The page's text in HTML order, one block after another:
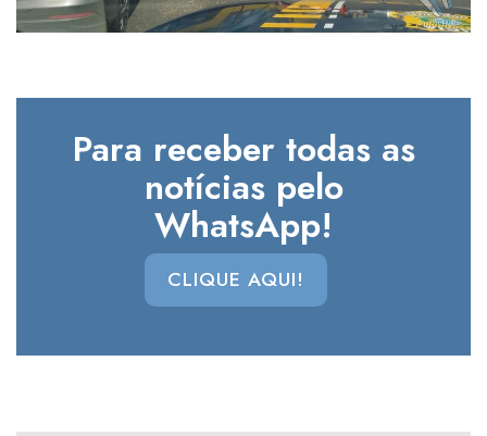
Para receber todas as
notícias pelo
WhatsApp!
CLIQUE AQUI!